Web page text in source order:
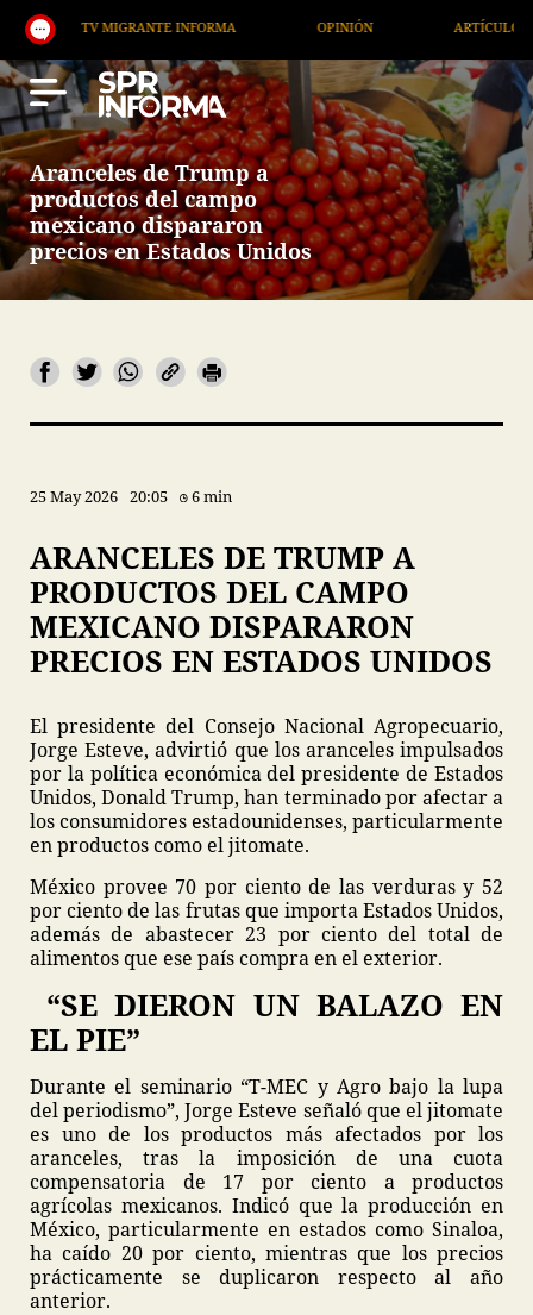
TV MIGRANTE INFORMA
Aranceles de Trump a
productos del campo
mexicano dispararon
precios en Estados Unidos
25 May 2026 20:05 6 min
ARANCELES DE TRUMP A
PRODUCTOS DEL CAMPO
MEXICANO DISPARARON
PRECIOS EN ESTADOS UNIDOS
El presidente del Consejo Nacional Agropecuario,
Jorge Esteve, advirtió que los aranceles impulsados
por la política económica del presidente de Estados
Unidos, Donald Trump, han terminado por afectar a
los consumidores estadounidenses, particularmente
en productos como el jitomate.
México provee 70 por ciento de las verduras y 52
por ciento de las frutas que importa Estados Unidos,
además de abastecer 23 por ciento del total de
alimentos que ese país compra en el exterior.
“SE DIERON UN BALAZO EN
EL PIE”
Durante el seminario “T-MEC y Agro bajo la lupa
del periodismo”, Jorge Esteve señaló que el jitomate
es uno de los productos más afectados por los
aranceles, tras la imposición de una cuota
compensatoria de 17 por ciento a productos
agrícolas mexicanos. Indicó que la producción en
México, particularmente en estados como Sinaloa,
ha caído 20 por ciento, mientras que los precios
prácticamente se duplicaron respecto al año
anterior.